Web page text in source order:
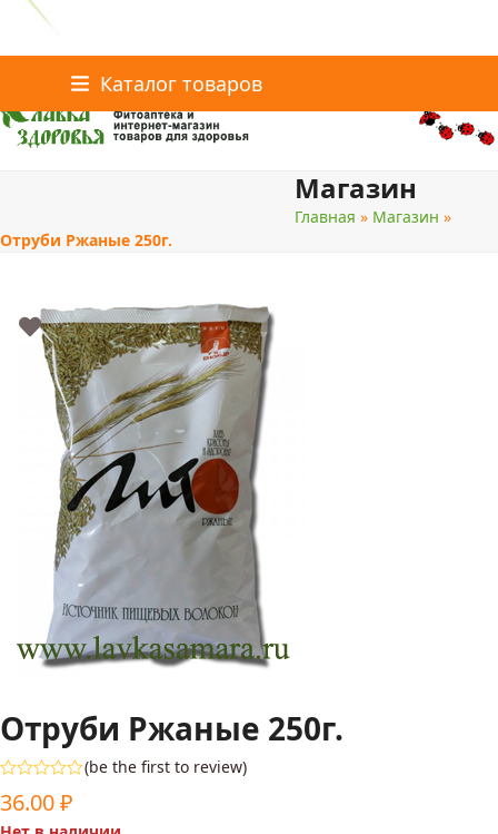
content
Каталог товаров
Контакты
Магазин
Главная » Магазин »
Отруби Ржаные 250г.
Отруби Ржаные 250г.
0
(be the first to review)
36.00₽